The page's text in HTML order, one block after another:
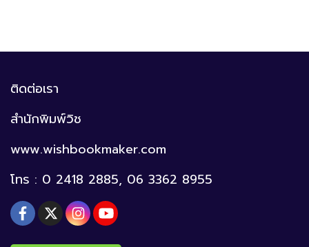
ติดต่อเรา
สำนักพิมพ์วิช
www.wishbookmaker.com
โทร : 0 2418 2885, 06 3362 8955